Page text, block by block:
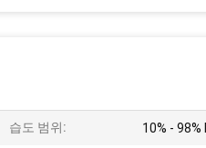
습도 범위: 10% - 98%